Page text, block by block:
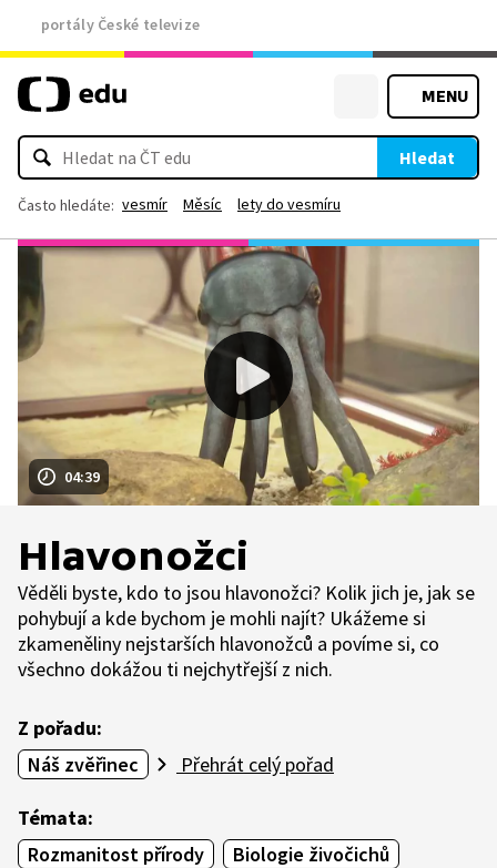
portály České televize
MENU
Hledat
Často hledáte: vesmír Měsíc lety do vesmíru
04:39
Hlavonožci
Věděli byste, kdo to jsou hlavonožci? Kolik jich je, jak se
pohybují a kde bychom je mohli najít? Ukážeme si
zkameněliny nejstarších hlavonožců a povíme si, co
všechno dokážou ti nejchytřejší z nich.
Z pořadu:
Náš zvěřinec
Přehrát celý pořad
Témata:
Rozmanitost přírody
Biologie živočichů